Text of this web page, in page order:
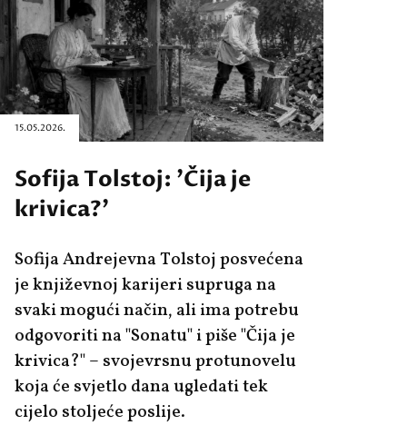
15.05.2026.
Sofija Tolstoj: 'Čija je
krivica?'
Sofija Andrejevna Tolstoj posvećena
je književnoj karijeri supruga na
svaki mogući način, ali ima potrebu
odgovoriti na "Sonatu" i piše "Čija je
krivica?" – svojevrsnu protunovelu
koja će svjetlo dana ugledati tek
cijelo stoljeće poslije.